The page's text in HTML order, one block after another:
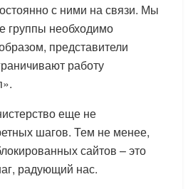
с ними на связи. Мы
группы необходимо
представители
работу
еще не
шагов. Тем не менее,
сайтов – это
радующий нас.